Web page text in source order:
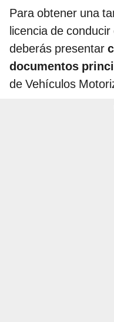
Para obtener una
licencia de
deberás presentar
documentos
de Vehículos